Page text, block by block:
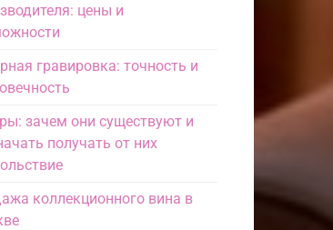
цены и
гравировка: точность и
зачем они существуют и
получать от них
коллекционного вина в